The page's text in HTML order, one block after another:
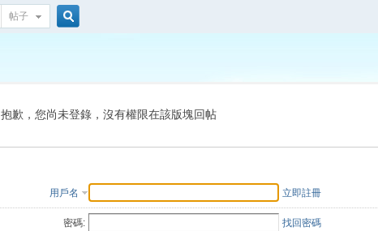
帖子
索
抱歉，您尚未登錄，沒有權限在該版塊回帖
用戶名 立即註冊
密碼: 找回密碼